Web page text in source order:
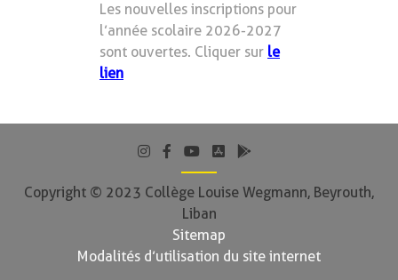
Les nouvelles inscriptions pour
l’année scolaire 2026-2027
sont ouvertes. Cliquer sur le
lien
Copyright © 2023 Collège Louise Wegmann, Beyrouth,
Liban
Sitemap
Modalités d’utilisation du site internet